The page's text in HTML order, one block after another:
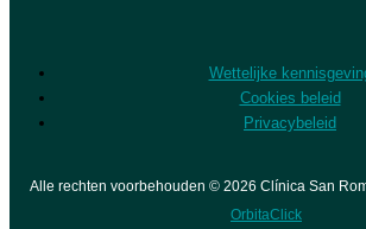
Wettelijke
Cookies beleid
Privacybeleid
Alle rechten voorbehouden © 2026 Clínica San
OrbitaClick